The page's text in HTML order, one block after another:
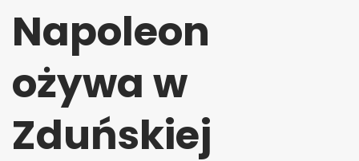
Napoleon
ożywa w
Zduńskiej